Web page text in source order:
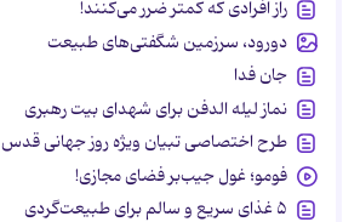
راز افرادی که کمتر ضرر می‌کنند!
دورود، سرزمین شگفتی‌های طبیعت
جان فدا
نماز لیله الدفن برای شهدای بیت رهبری
طرح اختصاصی تبیان ویژه روز جهانی قدس
فومو؛ غول جیب‌بر فضای مجازی!
۵ غذای سریع و سالم برای طبیعت‌گردی